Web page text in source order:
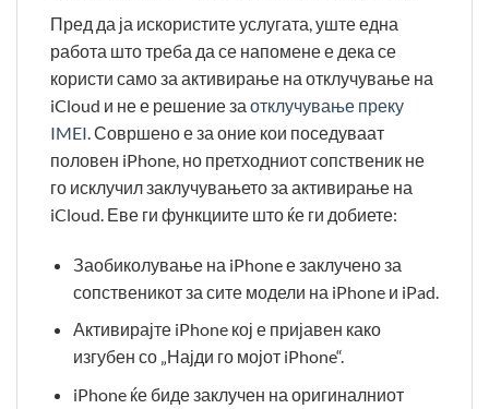
Пред да ја искористите услугата, уште една
работа што треба да се напомене е дека се
користи само за активирање на отклучување на
iCloud и не е решение за отклучување преку
IMEI . Совршено е за оние кои поседуваат
половен iPhone, но претходниот сопственик не
го исклучил заклучувањето за активирање на
iCloud. Еве ги функциите што ќе ги добиете:
Заобиколување на iPhone е заклучено за
сопственикот за сите модели на iPhone и iPad.
Активирајте iPhone кој е пријавен како
изгубен со „Најди го мојот iPhone“.
iPhone ќе биде заклучен на оригиналниот